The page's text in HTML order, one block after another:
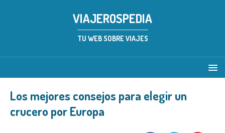
VIAJEROSPEDIA
TU WEB SOBRE VIAJES
Los mejores consejos para elegir un
crucero por Europa